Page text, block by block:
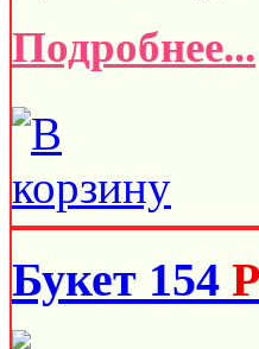
Подробнее...
Букет 154